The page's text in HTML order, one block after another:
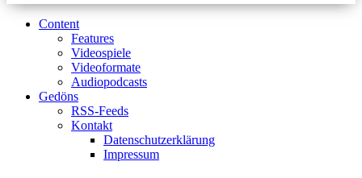
Content
Features
Videospiele
Videoformate
Audiopodcasts
Gedöns
RSS-Feeds
Kontakt
Datenschutzerklärung
Impressum